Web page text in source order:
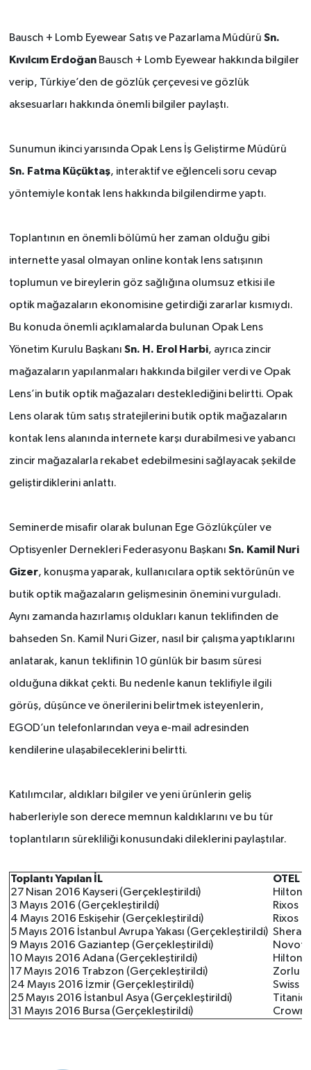
Bausch + Lomb Eyewear Satış ve Pazarlama Müdürü Sn.
Kıvılcım ErdoğanBausch + Lomb Eyewear hakkında bilgiler
verip, Türkiye’den de gözlük çerçevesi ve gözlük
aksesuarları hakkında önemli bilgiler paylaştı.
Sunumun ikinci yarısında Opak Lens İş Geliştirme Müdürü
Sn. Fatma Küçüktaş, interaktif ve eğlenceli soru cevap
yöntemiyle kontak lens hakkında bilgilendirme yaptı.
Toplantının en önemli bölümü her zaman olduğu gibi
internette yasal olmayan online kontak lens satışının
toplumun ve bireylerin göz sağlığına olumsuz etkisi ile
optik mağazaların ekonomisine getirdiği zararlar kısmıydı.
Bu konuda önemli açıklamalarda bulunan Opak Lens
Yönetim Kurulu Başkanı Sn. H. Erol Harbi, ayrıca zincir
mağazaların yapılanmaları hakkında bilgiler verdi ve Opak
Lens’in butik optik mağazaları desteklediğini belirtti. Opak
Lens olarak tüm satış stratejilerini butik optik mağazaların
kontak lens alanında internete karşı durabilmesi ve yabancı
zincir mağazalarla rekabet edebilmesini sağlayacak şekilde
geliştirdiklerini anlattı.
Seminerde misafir olarak bulunan Ege Gözlükçüler ve
Optisyenler Dernekleri Federasyonu Başkanı Sn. Kamil Nuri
Gizer, konuşma yaparak, kullanıcılara optik sektörünün ve
butik optik mağazaların gelişmesinin önemini vurguladı.
Aynı zamanda hazırlamış oldukları kanun teklifinden de
bahseden Sn. Kamil Nuri Gizer, nasıl bir çalışma yaptıklarını
anlatarak, kanun teklifinin 10 günlük bir basım süresi
olduğuna dikkat çekti. Bu nedenle kanun teklifiyle ilgili
görüş, düşünce ve önerilerini belirtmek isteyenlerin,
EGOD’un telefonlarından veya e-mail adresinden
kendilerine ulaşabileceklerini belirtti.
Katılımcılar, aldıkları bilgiler ve yeni ürünlerin geliş
haberleriyle son derece memnun kaldıklarını ve bu tür
toplantıların sürekliliği konusundaki dileklerini paylaştılar.
Toplantı Yapılan İL
OTEL
27 Nisan 2016 Kayseri (Gerçekleştirildi)
3 Mayıs 2016 (Gerçekleştirildi)
Rixos
4 Mayıs 2016 Eskişehir (Gerçekleştirildi)
Rixos
5 Mayıs 2016 İstanbul Avrupa Yakası (Gerçekleştirildi)
9 Mayıs 2016 Gaziantep (Gerçekleştirildi)
10 Mayıs 2016 Adana (Gerçekleştirildi)
Hilton
17 Mayıs 2016 Trabzon (Gerçekleştirildi)
Zorlu
24 Mayıs 2016 İzmir (Gerçekleştirildi)
Swiss
25 Mayıs 2016 İstanbul Asya (Gerçekleştirildi)
Titanic
31 Mayıs 2016 Bursa (Gerçekleştirildi)